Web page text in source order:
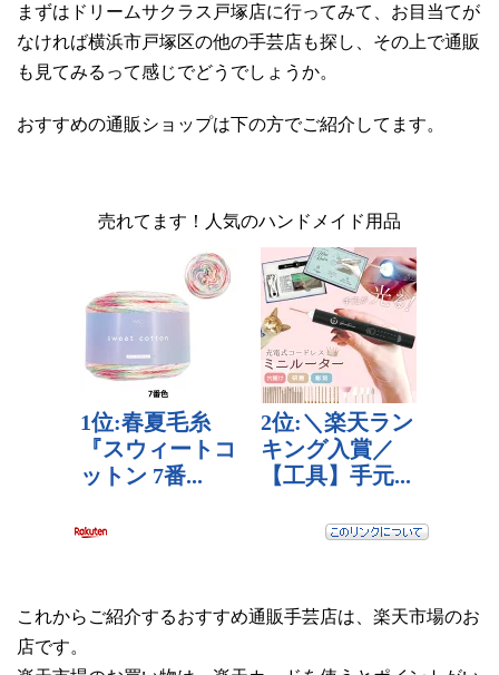
まずはドリームサクラス戸塚店に行ってみて、お目当てが
なければ横浜市戸塚区の他の手芸店も探し、その上で通販
も見てみるって感じでどうでしょうか。
おすすめの通販ショップは下の方でご紹介してます。
売れてます！人気のハンドメイド用品
これからご紹介するおすすめ通販手芸店は、楽天市場のお
店です。